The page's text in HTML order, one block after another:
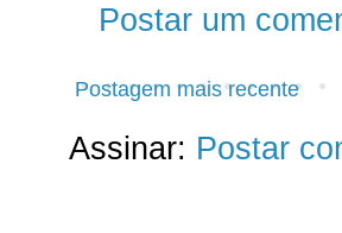
Postar um
Postagem mais recente
Assinar: Postar